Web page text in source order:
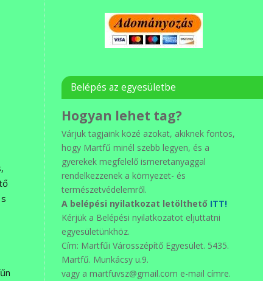
Belépés az egyesületbe
Hogyan lehet tag?
Várjuk tagjaink közé azokat, akiknek fontos,
hogy Martfű minél szebb legyen, és a
gyerekek megfelelő ismeretanyaggal
rendelkezzenek a környezet- és
természetvédelemről.
A belépési nyilatkozat letölthető ITT!
Kérjük a Belépési nyilatkozatot eljuttatni
egyesületünkhöz.
Cím: Martfűi Városszépítő Egyesület. 5435.
Martfű. Munkácsy u.9.
vagy a martfuvsz@gmail.com e-mail címre.